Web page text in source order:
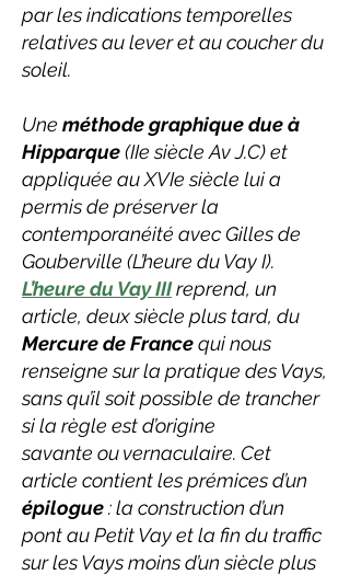
par les indications temporelles
relatives au lever et au coucher du
soleil.
Une méthode graphique due à
Hipparque(IIe siècle Av J.C) et
appliquée au XVIe siècle lui a
permis de préserver la
contemporanéité avec Gilles de
Gouberville (L’heure du Vay I).
L’heure du Vay IIIreprend, un
article, deux siècle plus tard, du
Mercure de Francequi nous
renseigne sur la pratique des Vays,
sans qu’il soit possible de trancher
si la règle est d’origine
savante ou vernaculaire. Cet
article contient les prémices d’un
épilogue: la construction d’un
pont au Petit Vay et la fin du traffic
sur les Vays moins d’un siècle plus